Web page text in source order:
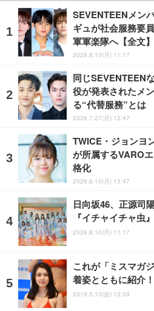
SEVENTEENメン
ギュが社会服務要
軍軍楽隊へ【全文】
2026.8.10(月) 11:17
同じSEVENTEEN
役が発表されたメ
る“代替服務”とは
2026.7.27(月) 12:47
TWICE・ジョンヨ
が所属するVARO
格化
2026.8.10(月) 13:47
日向坂46、正源司
『イチャイチャ虫
2026.8.10(月) 11:17
これが「ミスマガ
着姿とともに紹介！
2019.5.10(金) 13:39